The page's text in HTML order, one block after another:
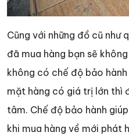
Cũng với những đồ cũ như
đã mua hàng bạn sẽ
không có chế độ bảo hành
mặt hàng có giá trị lớn thì
tâm. Chế độ bảo hành
khi mua hàng về mới phát